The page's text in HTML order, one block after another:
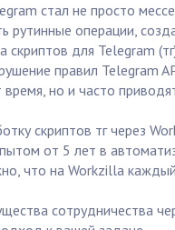
стал не просто
рутинные операции,
скриптов для Telegram
правил Telegram
но и часто
скриптов тг через
от 5 лет в
что на Workzilla каждый
сотрудничества